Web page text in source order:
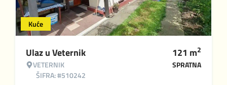
Kuće
Ulaz u Veternik
VETERNIK
ŠIFRA: #510242
121 m2
SPRATNA